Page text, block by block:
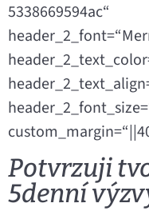
5338669594ac“
Potvrzuji
5denní